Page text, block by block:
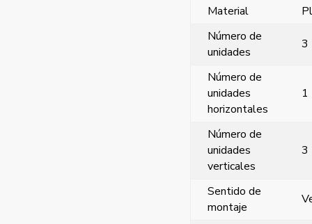
Material
Número de
unidades
3
Número de
unidades
horizontales
1
Número de
unidades
verticales
3
Sentido de
montaje